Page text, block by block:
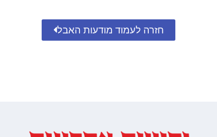
חזרה לעמוד מודעות האבל